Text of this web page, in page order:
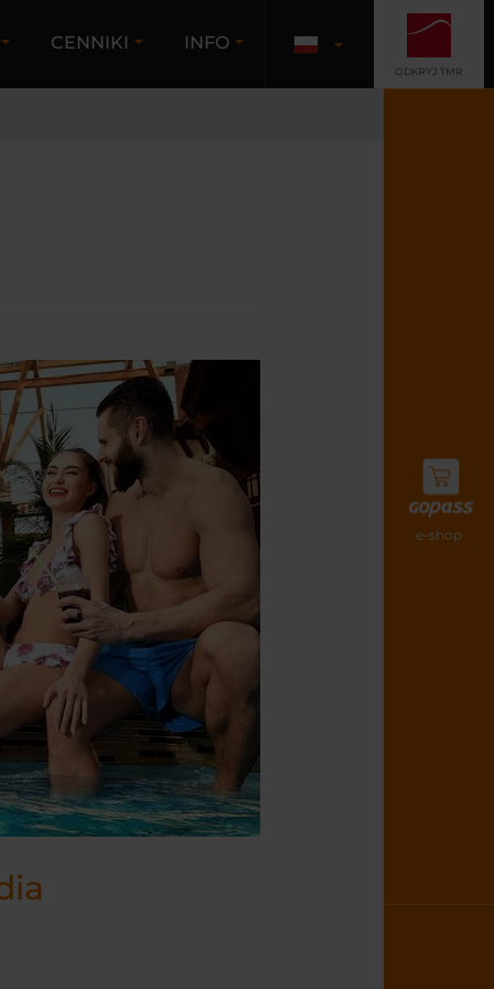
e-shop
CENNIKI INFO
ODKRYJ TMR